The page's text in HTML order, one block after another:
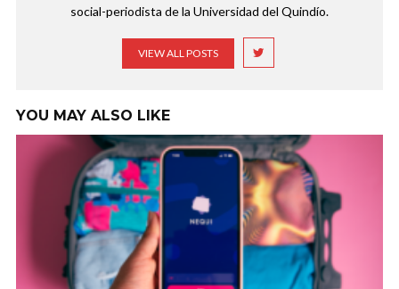
social-periodista de la Universidad del Quindío.
VIEW ALL POSTS
YOU MAY ALSO LIKE